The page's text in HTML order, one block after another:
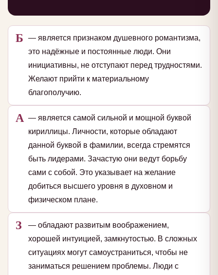
Б
— является признаком душевного романтизма,
это надёжные и постоянные люди. Они
инициативны, не отступают перед трудностями.
Желают прийти к материальному
благополучию.
А — является самой сильной и мощной буквой
кириллицы. Личности, которые обладают
данной буквой в фамилии, всегда стремятся
быть лидерами. Зачастую они ведут борьбу
сами с собой. Это указывает на желание
добиться высшего уровня в духовном и
физическом плане.
З
— обладают развитым воображением,
хорошей интуицией, замкнутостью. В сложных
ситуациях могут самоустраниться, чтобы не
заниматься решением проблемы. Люди с